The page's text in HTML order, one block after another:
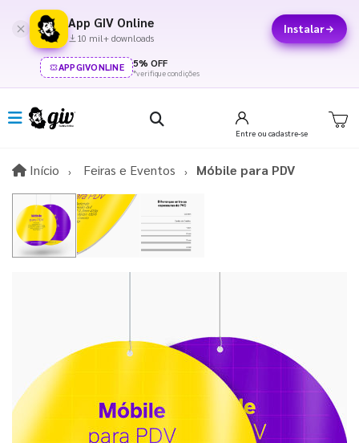
App GIV Online
10 mil+ downloads
Instalar
APPGIVONLINE 5% OFF
*verifique condições
Entre ou cadastre-se
Início InícioFeiras e Eventos Móbile para PDV